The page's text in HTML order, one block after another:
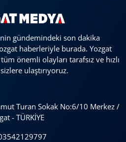
gündemindeki son dakika
haberleriyle burada. Yozgat
önemli olayları tarafsız ve hızlı
ulaştırıyoruz.
Turan Sokak No:6/10 Merkez /
- TÜRKİYE